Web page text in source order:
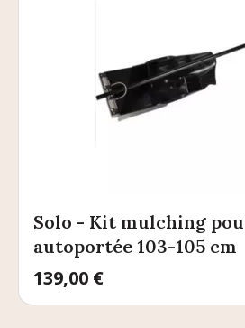
Solo - Kit mulching
autoportée 103-105 cm
Prix
139,00 €